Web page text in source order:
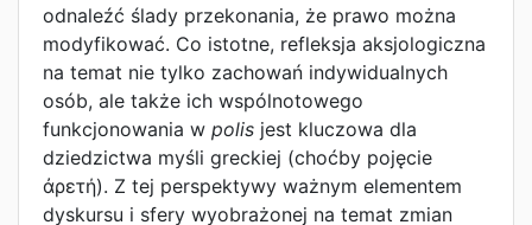
odnaleźć ślady przekonania, że prawo można
modyfikować. Co istotne, refleksja aksjologiczna
na temat nie tylko zachowań indywidualnych
osób, ale także ich wspólnotowego
funkcjonowania w polis jest kluczowa dla
dziedzictwa myśli greckiej (choćby pojęcie
ἀρετή). Z tej perspektywy ważnym elementem
dyskursu i sfery wyobrażonej na temat zmian